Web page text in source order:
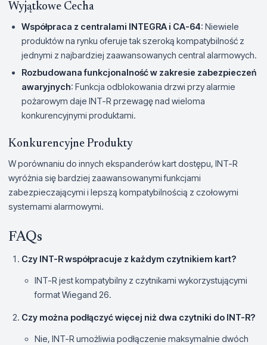
Wyjątkowe Cecha
Współpraca z centralami INTEGRA i CA-64: Niewiele
produktów na rynku oferuje tak szeroką kompatybilność z
jednymi z najbardziej zaawansowanych central alarmowych.
Rozbudowana funkcjonalność w zakresie zabezpieczeń
awaryjnych: Funkcja odblokowania drzwi przy alarmie
pożarowym daje INT-R przewagę nad wieloma
konkurencyjnymi produktami.
Konkurencyjne Produkty
W porównaniu do innych ekspanderów kart dostępu, INT-R
wyróżnia się bardziej zaawansowanymi funkcjami
zabezpieczającymi i lepszą kompatybilnością z czołowymi
systemami alarmowymi.
FAQs
Czy INT-R współpracuje z każdym czytnikiem kart?
INT-R jest kompatybilny z czytnikami wykorzystującymi
format Wiegand 26.
Czy można podłączyć więcej niż dwa czytniki do INT-R?
Nie, INT-R umożliwia podłączenie maksymalnie dwóch